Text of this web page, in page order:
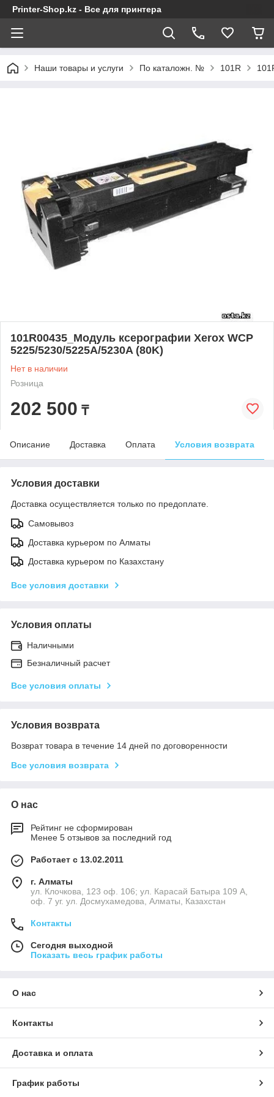
Printer-Shop.kz - Все для принтера
Наши товары и услуги По каталожн. № 101R
101R00435_Модуль ксерографии Xerox WCP
5225/5230/5225A/5230A (80K)
Нет в наличии
Розница
202 500 ₸
Описание Доставка Оплата Условия возврата
Условия доставки
Доставка осуществляется только по предоплате.
Самовывоз
Доставка курьером по Алматы
Доставка курьером по Казахстану
Все условия доставки
Условия оплаты
Наличными
Безналичный расчет
Все условия оплаты
Условия возврата
Возврат товара в течение 14 дней по договоренности
Все условия возврата
О нас
Рейтинг не сформирован
Менее 5 отзывов за последний год
Работает с 13.02.2011
г. Алматы
ул. Клочкова, 123 оф. 106; ул. Карасай Батыра 109 А,
оф. 7 уг. ул. Досмухамедова, Алматы, Казахстан
Контакты
Сегодня выходной
Показать весь график работы
О нас
Контакты
Доставка и оплата
График работы